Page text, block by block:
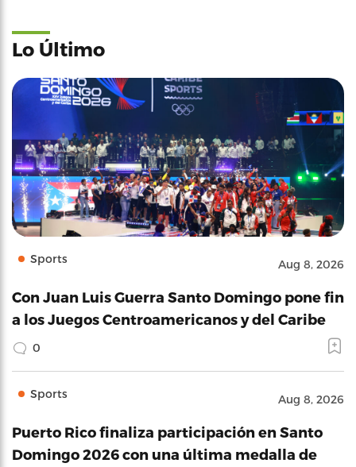
Lo Último
Sports Aug 8, 2026
Con Juan Luis Guerra Santo Domingo pone fin
a los Juegos Centroamericanos y del Caribe
0
Sports Aug 8, 2026
Puerto Rico finaliza participación en Santo
Domingo 2026 con una última medalla de